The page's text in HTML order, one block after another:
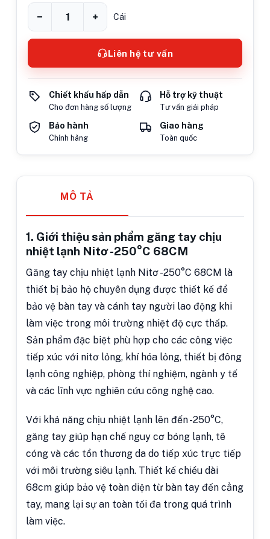
− + Cái
Liên hệ tư vấn
Chiết khấu hấp dẫn
Cho đơn hàng số lượng
Hỗ trợ kỹ thuật
Tư vấn giải pháp
Bảo hành
Chính hãng
Giao hàng
Toàn quốc
MÔ TẢ
1. Giới thiệu sản phẩm găng tay chịu
nhiệt lạnh Nitơ -250°C 68CM
Găng tay chịu nhiệt lạnh Nitơ -250°C 68CM là
thiết bị bảo hộ chuyên dụng được thiết kế để
bảo vệ bàn tay và cánh tay người lao động khi
làm việc trong môi trường nhiệt độ cực thấp.
Sản phẩm đặc biệt phù hợp cho các công việc
tiếp xúc với nitơ lỏng, khí hóa lỏng, thiết bị đông
lạnh công nghiệp, phòng thí nghiệm, ngành y tế
và các lĩnh vực nghiên cứu công nghệ cao.
Với khả năng chịu nhiệt lạnh lên đến -250°C,
găng tay giúp hạn chế nguy cơ bỏng lạnh, tê
cóng và các tổn thương da do tiếp xúc trực tiếp
với môi trường siêu lạnh. Thiết kế chiều dài
68cm giúp bảo vệ toàn diện từ bàn tay đến cẳng
tay, mang lại sự an toàn tối đa trong quá trình
làm việc.